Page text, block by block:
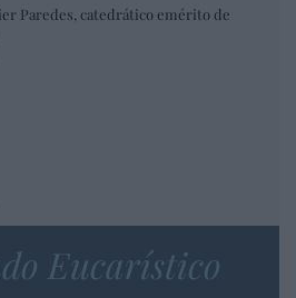
Paredes, catedrático emérito de
Eucarístico